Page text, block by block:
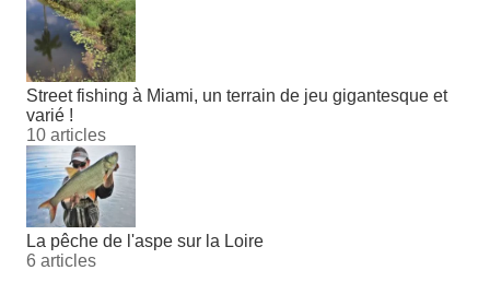
Street fishing à Miami, un terrain de jeu gigantesque et
varié !
10 articles
La pêche de l'aspe sur la Loire
6 articles